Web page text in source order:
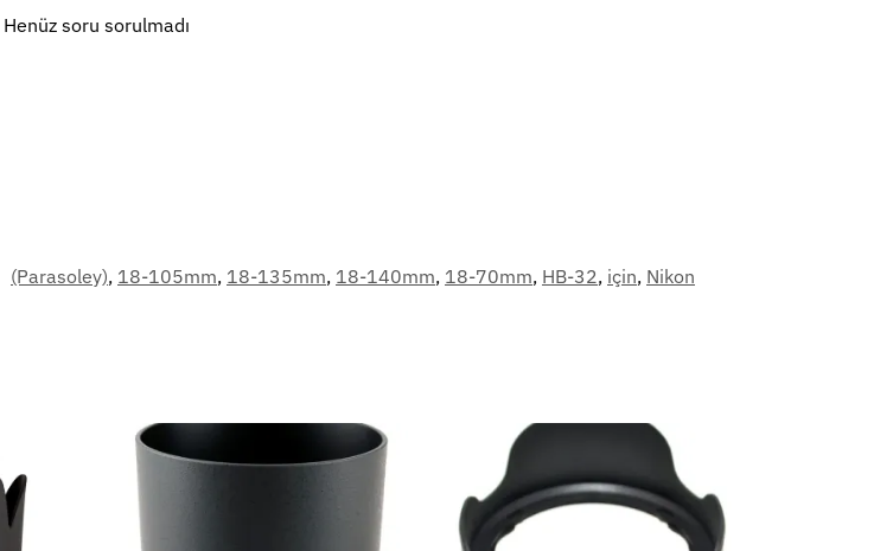
Henüz soru sorulmadı
(Parasoley), 18-105mm, 18-135mm, 18-140mm, 18-70mm, HB-32, için, Nikon